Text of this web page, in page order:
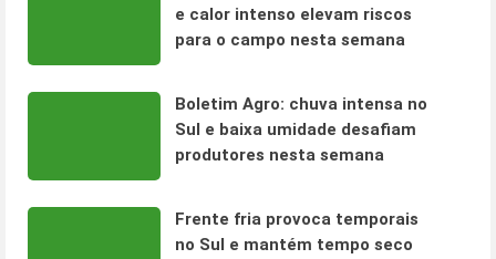
e calor intenso elevam riscos
para o campo nesta semana
Boletim Agro: chuva intensa no
Sul e baixa umidade desafiam
produtores nesta semana
Frente fria provoca temporais
no Sul e mantém tempo seco